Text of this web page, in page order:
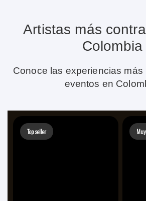
Artistas más
Colombia
Conoce las experiencias más
eventos en
Top seller